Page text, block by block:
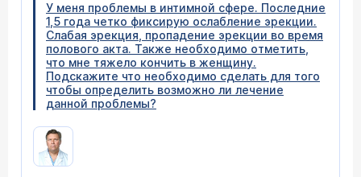
У меня проблемы в интимной сфере. Последние
1,5 года четко фиксирую ослабление эрекции.
Слабая эрекция, пропадение эрекции во время
полового акта. Также необходимо отметить,
что мне тяжело кончить в женщину.
Подскажите что необходимо сделать для того
чтобы определить возможно ли лечение
данной проблемы?